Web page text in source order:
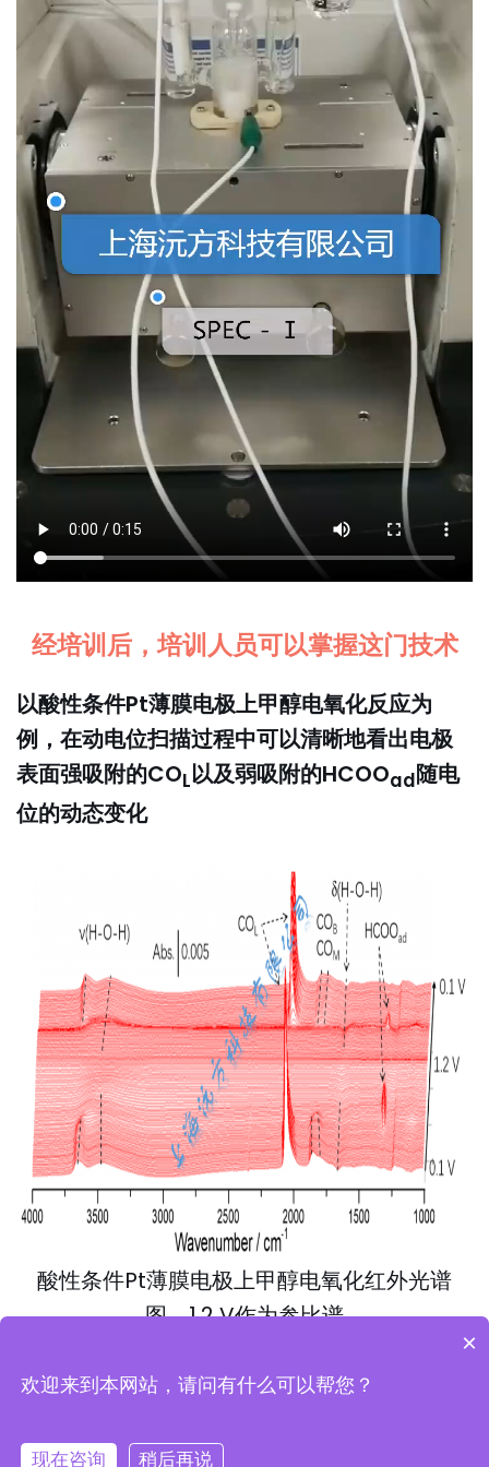
经培训后，培训人员可以掌握这门技术
以酸性条件Pt薄膜电极上甲醇电氧化反应为
例，在动电位扫描过程中可以清晰地看出电极
表面强吸附的COL以及弱吸附的HCOOad随电
位的动态变化
酸性条件Pt薄膜电极上甲醇电氧化红外光谱
图，1.2 V作为参比谱
©版权所有 2021 上海沅方科技有限公司
×
欢迎来到本网站，请问有什么可以帮您？
现在咨询 稍后再说